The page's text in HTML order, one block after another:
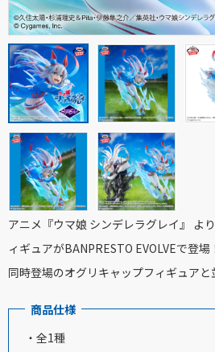
アニメ『ウマ娘 シンデレラグレイ』 よ
ィギュアがBANPRESTO EVOLVEで登場
同時登場のオグリキャップフィギュアと
商品仕様
・全1種